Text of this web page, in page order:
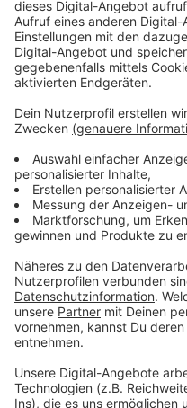
„Südviertelhof eG“ an
Projektgruppe WIG/
Die Angebote reichen
Wohnen über
Gleichgesinnten. Auch
Planungsphase
Anzeige
Für wen ist der Tag
Anzeige
Der Tag des offenen
die sich für
– sei es, um selbst ein
bestehenden Gruppe